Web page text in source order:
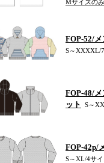
Mサイズの
FOP-52/
S～XXXXL/
FOP-48/
ット
S～
FOP-42p/
S～XL/4サ